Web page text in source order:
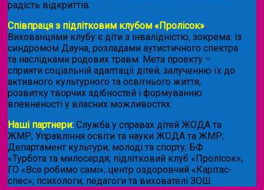
радість відкриттів.
Співпраця з підлітковим клубом «Пролісок».
Вихованцями клубу є діти з інвалідністю, зокрема: із
синдромом Дауна, розладами аутистичного спектра
та наслідками родових травм. Мета проекту –
сприяти соціальній адаптації дітей, залученню їх до
активного культурного та освітнього життя,
розвитку творчих здібностей і формуванню
впевненості у власних можливостях.
Наші партнери: Служба у справах дітей ЖОДА та
ЖМР; Управління освіти та науки ЖОДА та ЖМР;
Департамент культури, молоді та спорту; БФ
«Турбота та милосердя; підлітковий клуб «Пролісок»;
ГО «Все робимо самі»; центр оздоровчий «Карітас-
спес»; психологи, педагоги та вихователі ЗОШ.